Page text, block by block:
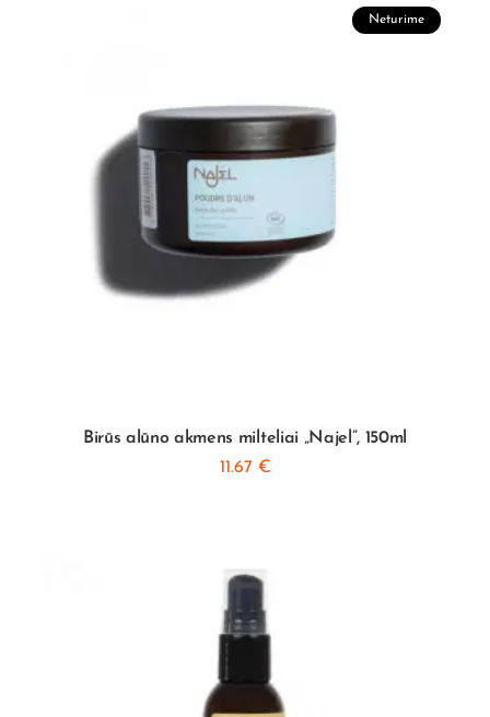
Neturime
Birūs alūno akmens milteliai „Najel”, 150ml
11.67 €